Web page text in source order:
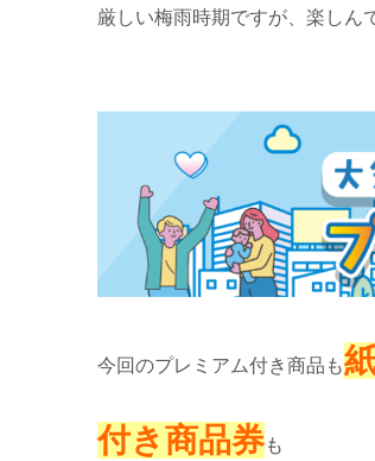
厳しい梅雨時期ですが、楽しん
今回のプレミアム付き商品も
付き商品券も